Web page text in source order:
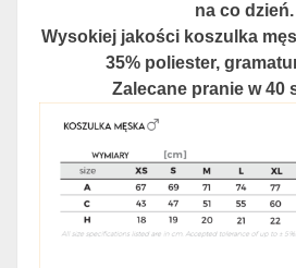
na co dzień.
Wysokiej jakości koszulka
35% poliester,
Zalecane pranie w 40